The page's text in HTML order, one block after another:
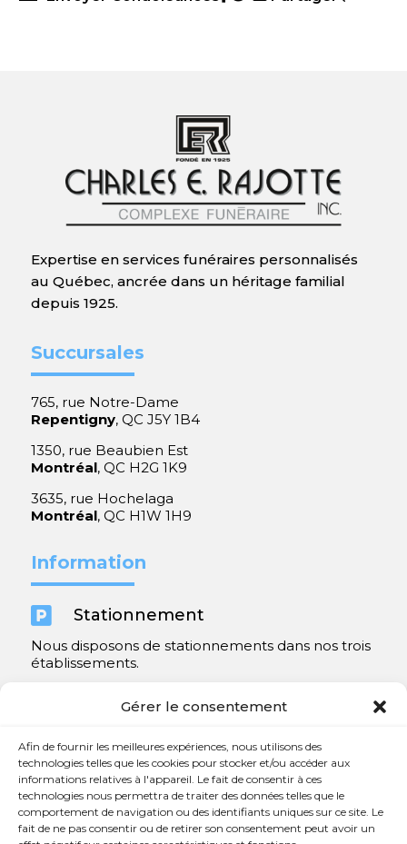
Gérer le consentement
Afin de fournir les meilleures expériences, nous utilisons des
technologies telles que les cookies pour stocker et/ou accéder aux
informations relatives à l'appareil. Le fait de consentir à ces
technologies nous permettra de traiter des données telles que le
comportement de navigation ou des identifiants uniques sur ce site. Le
fait de ne pas consentir ou de retirer son consentement peut avoir un
Expertise en services funéraires personnalisés
au Québec, ancrée dans un héritage familial
depuis 1925.
Succursales
765, rue Notre-Dame
Repentigny, QC J5Y 1B4
1350, rue Beaubien Est
Montréal, QC H2G 1K9
3635, rue Hochelaga
Montréal, QC H1W 1H9
Information
 Stationnement
Nous disposons de stationnements dans nos trois
établissements.
Contact
 450 654-3342
 info@charlesrajotte.com